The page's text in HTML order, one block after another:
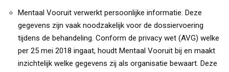
Mentaal Vooruit verwerkt persoonlijke informatie. Deze
gegevens zijn vaak noodzakelijk voor de dossiervoering
tijdens de behandeling. Conform de privacy wet (AVG) welke
per 25 mei 2018 ingaat, houdt Mentaal Vooruit bij en maakt
inzichtelijk welke gegevens zij als organisatie bewaart. Deze